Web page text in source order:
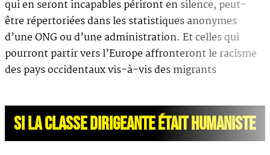
qui en seront incapables périront en silence, peut-
être répertoriées dans les statistiques anonymes
d’une ONG ou d’une administration. Et celles qui
pourront partir vers l’Europe affronteront le racisme
des pays occidentaux vis-à-vis des migrants
SI LA CLASSE DIRIGEANTE ÉTAIT HUMANISTE